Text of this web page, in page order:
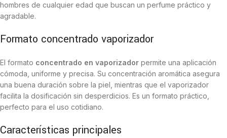
hombres de cualquier edad que buscan un perfume práctico y
agradable.
Formato concentrado vaporizador
El formato concentrado en vaporizador permite una aplicación
cómoda, uniforme y precisa. Su concentración aromática asegura
una buena duración sobre la piel, mientras que el vaporizador
facilita la dosificación sin desperdicios. Es un formato práctico,
perfecto para el uso cotidiano.
Características principales